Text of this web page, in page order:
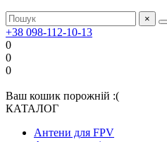
×
+38 098-112-10-13
0
0
0
Ваш кошик порожній :(
КАТАЛОГ
Антени для FPV